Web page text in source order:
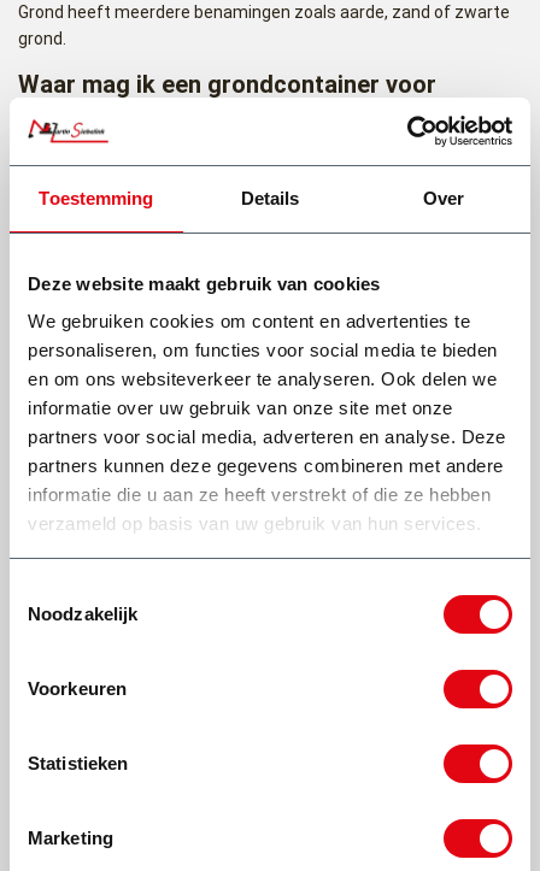
Toestemming Details Over
Deze website maakt gebruik van cookies
We gebruiken cookies om content en advertenties te
personaliseren, om functies voor social media te bieden
en om ons websiteverkeer te analyseren. Ook delen we
informatie over uw gebruik van onze site met onze
partners voor social media, adverteren en analyse. Deze
partners kunnen deze gegevens combineren met andere
informatie die u aan ze heeft verstrekt of die ze hebben
verzameld op basis van uw gebruik van hun services.
Noodzakelijk
Voorkeuren
Statistieken
Marketing
Grond heeft meerdere benamingen zoals aarde, zand of zwarte
grond.
Waar mag ik een grondcontainer voor
gebruiken?
bijvoorbeeld, een nieuwe oprit, de fundering van uw nieuwe
uitbouw. Of u wilt een nieuwe herindeling van de tuin en hier komt
Lees meer
Heb je een vraag of het afval van jouw klus hierin mag?
Bekijk onze andere type afvalcontainers
Wat onze klanten zeggen
Veelgestelde vragen
Staat je vraag er niet bij?
Stel je vraag aan Dick
Hoe lang kan ik de container
Waar en hoe wordt de container